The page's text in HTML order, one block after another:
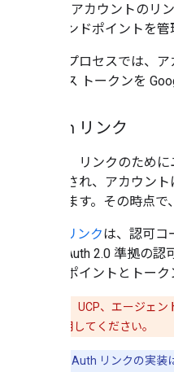
Google アカウントのリ
交換エンドポイントを
リンクプロセスでは、
アクセス トークンを
OAuth リンク
これは、リンクのため
レクトされ、アカウン
同意します。その時点
OAuth リンクは、認可コ
用の OAuth 2.0 準拠の
エンドポイントとトー
MCP、UCP、エージェ
ドフローを使用してください。
OAuth リンクの実